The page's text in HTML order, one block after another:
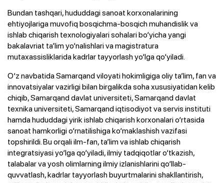
Bundan tashqari, hududdagi sanoat korxonalarining
ehtiyojlariga muvofiq bosqichma-bosqich muhandislik va
ishlab chiqarish texnologiyalari sohalari bo‘yicha yangi
bakalavriat ta’lim yo‘nalishlari va magistratura
mutaxassisliklarida kadrlar tayyorlash yo‘lga qo‘yiladi.
O‘z navbatida Samarqand viloyati hokimligiga oliy ta’lim, fan va
innovatsiyalar vazirligi bilan birgalikda soha xususiyatidan kelib
chiqib, Samarqand davlat universiteti, Samarqand davlat
texnika universiteti, Samarqand iqtisodiyot va servis instituti
hamda hududdagi yirik ishlab chiqarish korxonalari o‘rtasida
sanoat hamkorligi o‘rnatilishiga ko‘maklashish vazifasi
topshirildi. Bu orqali ilm-fan, ta’lim va ishlab chiqarish
integratsiyasi yo‘lga qo‘yiladi, ilmiy tadqiqotlar o‘tkazish,
talabalar va yosh olimlarning ilmiy izlanishlarini qo‘llab-
quvvatlash, kadrlar tayyorlash buyurtmalarini shakllantirish,